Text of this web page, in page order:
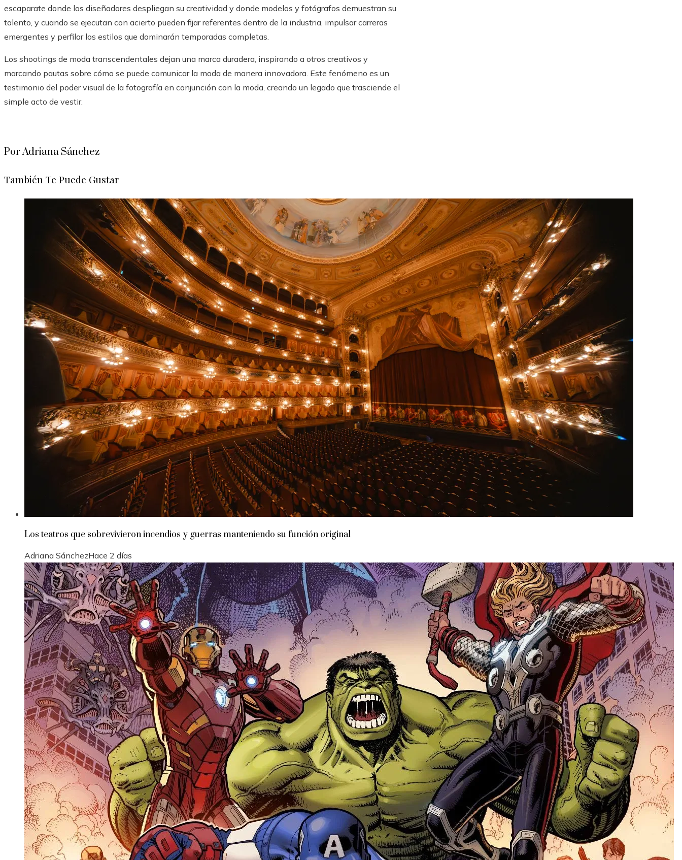
escaparate donde los diseñadores despliegan su creatividad y donde modelos y fotógrafos demuestran su
talento, y cuando se ejecutan con acierto pueden fijar referentes dentro de la industria, impulsar carreras
emergentes y perfilar los estilos que dominarán temporadas completas.
Los shootings de moda transcendentales dejan una marca duradera, inspirando a otros creativos y
marcando pautas sobre cómo se puede comunicar la moda de manera innovadora. Este fenómeno es un
testimonio del poder visual de la fotografía en conjunción con la moda, creando un legado que trasciende el
simple acto de vestir.
Por Adriana Sánchez
También Te Puede Gustar
Los teatros que sobrevivieron incendios y guerras manteniendo su función original
Adriana SánchezHace 2 días